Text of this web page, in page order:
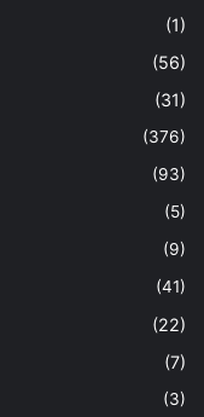
(1)
(56)
(31)
(376)
(93)
(5)
(9)
(41)
(22)
(7)
(3)